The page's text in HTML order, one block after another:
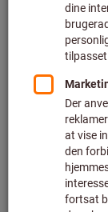
Anslået
Vi